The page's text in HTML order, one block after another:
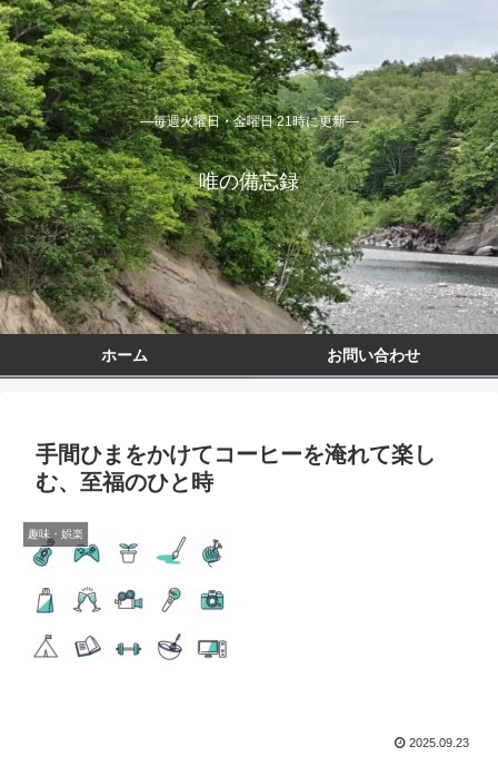
―毎週火曜日・金曜日 21時に更新―
唯の備忘録
ホーム お問い合わせ
手間ひまをかけてコーヒーを淹れて楽し
む、至福のひと時
趣味・娯楽
2025.09.23